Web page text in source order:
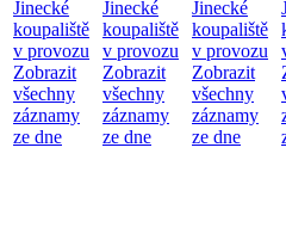
Jinecké
koupaliště
v provozu
Zobrazit
všechny
záznamy
ze dne
Jinecké
koupaliště
v provozu
Zobrazit
všechny
záznamy
ze dne
Jinecké
koupaliště
v provozu
Zobrazit
všechny
záznamy
ze dne